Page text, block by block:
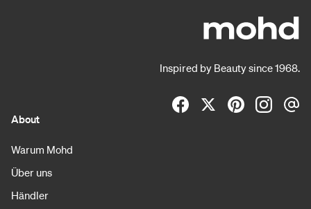
Inspired by Beauty since 1968.
About
Warum Mohd
Über uns
Händler